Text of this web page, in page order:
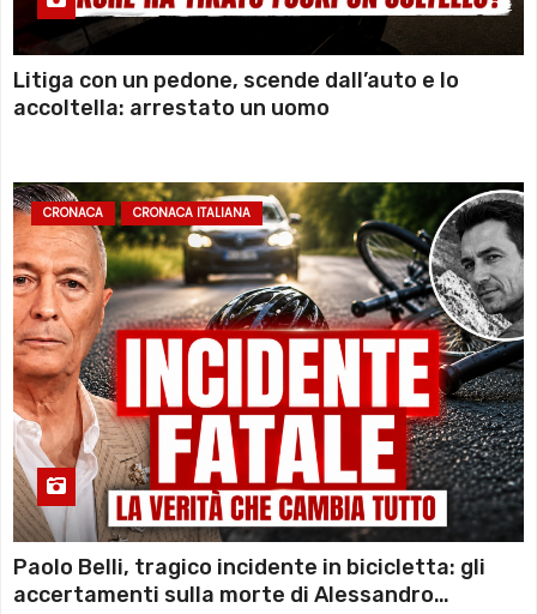
Litiga con un pedone, scende dall’auto e lo
accoltella: arrestato un uomo
CRONACA CRONACA ITALIANA
Paolo Belli, tragico incidente in bicicletta: gli
accertamenti sulla morte di Alessandro